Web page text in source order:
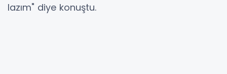
lazım" diye konuştu.